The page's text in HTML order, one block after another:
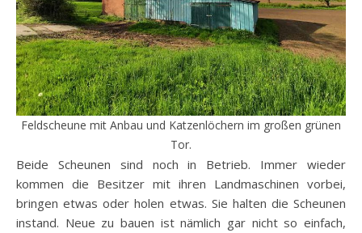
Feldscheune mit Anbau und Katzenlöchern im großen grünen
Tor.
Beide Scheunen sind noch in Betrieb. Immer wieder
kommen die Besitzer mit ihren Landmaschinen vorbei,
bringen etwas oder holen etwas. Sie halten die Scheunen
instand. Neue zu bauen ist nämlich gar nicht so einfach,